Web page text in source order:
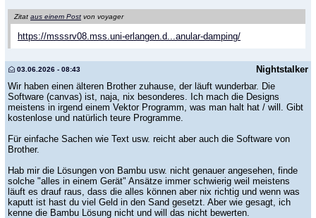
Zitat aus einem Post von voyager
https://msssrv08.mss.uni-erlangen.d...anular-damping/
Nightstalker
03.06.2026 - 08:43
Wir haben einen älteren Brother zuhause, der läuft wunderbar. Die
Software (canvas) ist, naja, nix besonderes. Ich mach die Designs
meistens in irgend einem Vektor Programm, was man halt hat / will. Gibt
kostenlose und natürlich teure Programme.
Für einfache Sachen wie Text usw. reicht aber auch die Software von
Brother.
Hab mir die Lösungen von Bambu usw. nicht genauer angesehen, finde
solche "alles in einem Gerät" Ansätze immer schwierig weil meistens
läuft es drauf raus, dass die alles können aber nix richtig und wenn was
kaputt ist hast du viel Geld in den Sand gesetzt. Aber wie gesagt, ich
kenne die Bambu Lösung nicht und will das nicht bewerten.